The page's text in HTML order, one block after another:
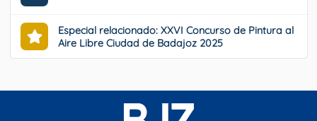
Especial relacionado: XXVI Concurso de Pintura al
Aire Libre Ciudad de Badajoz 2025